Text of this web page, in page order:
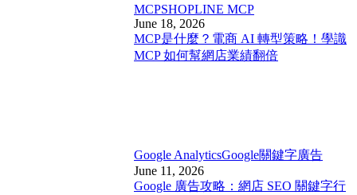
MCPSHOPLINE MCP
June 18, 2026
MCP是什麼？電商 AI 轉型策略！學識
MCP 如何幫網店業績翻倍
Google AnalyticsGoogle關鍵字廣告
June 11, 2026
Google 廣告攻略：網店 SEO 關鍵字行